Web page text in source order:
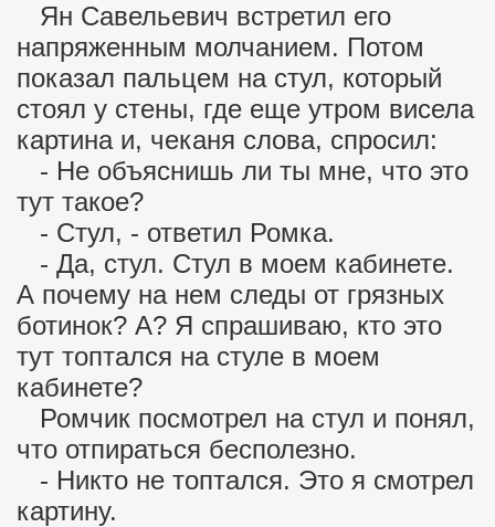
Ян Савельевич встретил его
напряженным молчанием. Потом
показал пальцем на стул, который
стоял у стены, где еще утром висела
картина и, чеканя слова, спросил:
- Не объяснишь ли ты мне, что это
тут такое?
- Стул, - ответил Ромка.
- Да, стул. Стул в моем кабинете.
А почему на нем следы от грязных
ботинок? А? Я спрашиваю, кто это
тут топтался на стуле в моем
кабинете?
Ромчик посмотрел на стул и понял,
что отпираться бесполезно.
- Никто не топтался. Это я смотрел
картину.